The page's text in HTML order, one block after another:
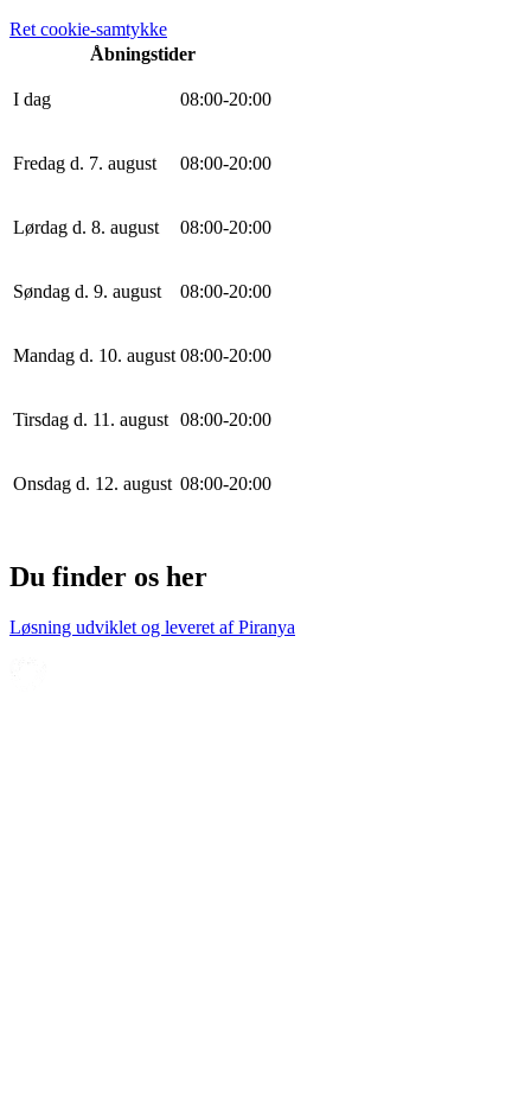
Ret cookie-samtykke
Åbningstider
I dag 08:00-20:00
Fredag d. 7. august 08:00-20:00
Lørdag d. 8. august 08:00-20:00
Søndag d. 9. august 08:00-20:00
Mandag d. 10. august 08:00-20:00
Tirsdag d. 11. august 08:00-20:00
Onsdag d. 12. august 08:00-20:00
Du finder os her
Løsning udviklet og leveret afPiranya